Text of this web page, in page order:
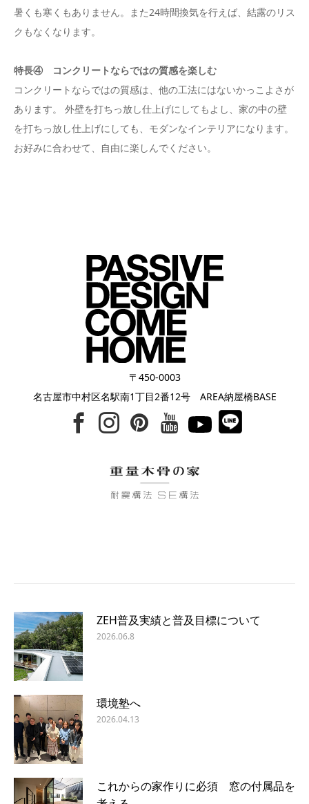
暑くも寒くもありません。また24時間換気を行えば、結露のリス
クもなくなります。
特長④ コンクリートならではの質感を楽しむ
コンクリートならではの質感は、他の工法にはないかっこよさが
あります。 外壁を打ちっ放し仕上げにしてもよし、家の中の壁
を打ちっ放し仕上げにしても、モダンなインテリアになります。
お好みに合わせて、自由に楽しんでください。
〒450-0003
名古屋市中村区名駅南1丁目2番12号 AREA納屋橋BASE
ZEH普及実績と普及目標について
2026.06.8
環境塾へ
2026.04.13
これからの家作りに必須 窓の付属品を